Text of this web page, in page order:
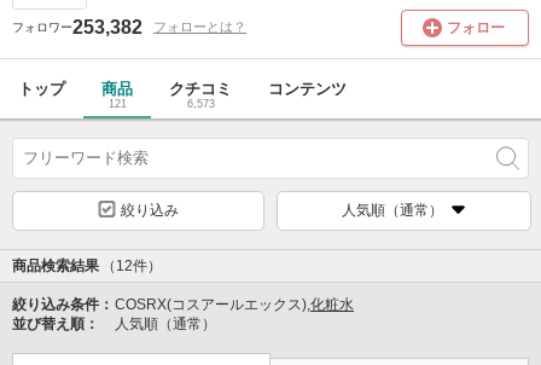
フォロワー253,382 フォローとは？ フォロー
トップ 商品
121
クチコミ
6,573
コンテンツ
絞り込み 人気順（通常）
商品検索結果 （12件）
絞り込み条件： COSRX(コスアールエックス),化粧水
並び替え順：
人気順（通常）